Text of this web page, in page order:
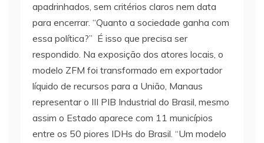
apadrinhados, sem critérios claros nem data
para encerrar. “Quanto a sociedade ganha com
essa política?” É isso que precisa ser
respondido. Na exposição dos atores locais, o
modelo ZFM foi transformado em exportador
líquido de recursos para a União, Manaus
representar o III PIB Industrial do Brasil, mesmo
assim o Estado aparece com 11 municípios
entre os 50 piores IDHs do Brasil. “Um modelo